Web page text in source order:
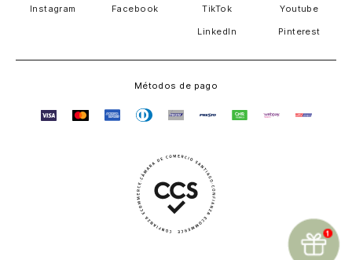
Instagram Facebook TikTok Youtube
LinkedIn Pinterest
Métodos de pago